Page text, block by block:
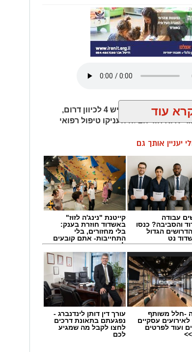
חמישה כלי רכב היו מעורבים בתאונת שרשרת בכביש 4 לכיוון דרום,
ואיחוד הצלה העניקו טיפול רפואי
עוד
יעניין אותך גם
עבודה
והסביבה? כנסו
הגדול
נט
קייטנת "נינג'ה לזוז"
באשדוד חוזרת בענק:
בלי מחזורים, בלי
התחייבות- אתם קובעים
לכמה ואיזה ימים
להירשם!
-חלל משותף
לאירועים עסקיים
ועוד לפרטים
עורך דין דותן לינדנברג -
נפגעתם בתאונת דרכים
לחצו לקבל מה שמגיע
לכם